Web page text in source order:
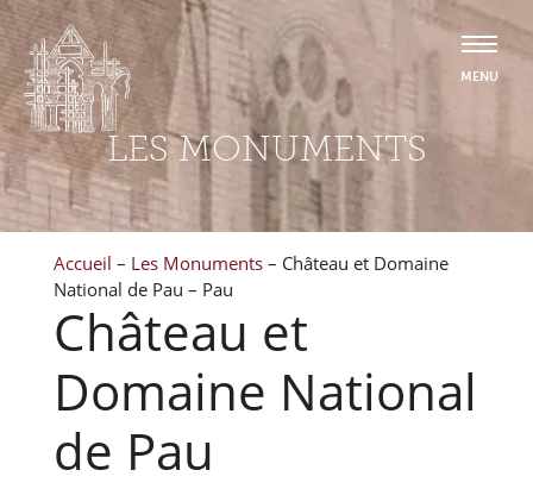
LES MONUMENTS
Accueil – Les Monuments – Château et Domaine
National de Pau – Pau
Château et
Domaine National
de Pau